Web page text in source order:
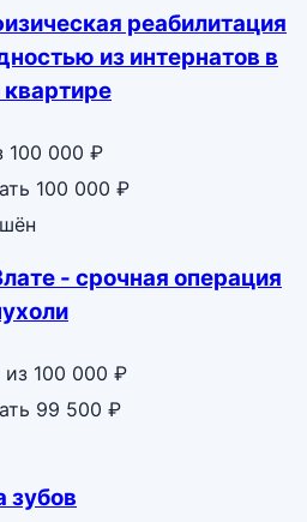
реабилитация
из интернатов в
100 000 ₽
100 000 ₽
- срочная операция
из 100 000 ₽
99 500 ₽
зубов